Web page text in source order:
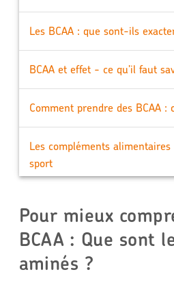
Les BCAA : que sont-ils
BCAA et effet - ce qu’il faut
Comment prendre des BCAA :
Les compléments
sport
L’essentiel en résumé : Que
Pour mieux
BCAA : Que sont
aminés ?